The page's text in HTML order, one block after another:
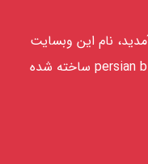
نام این وبسایت
pbmusic است و از اختصار persian bird music ساخته شده